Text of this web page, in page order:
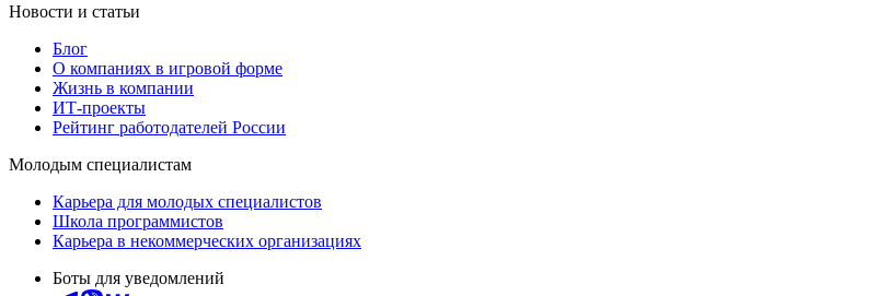
Новости и статьи
Блог
О компаниях в игровой форме
Жизнь в компании
ИТ-проекты
Рейтинг работодателей России
Молодым специалистам
Карьера для молодых специалистов
Школа программистов
Карьера в некоммерческих организациях
Боты для уведомлений